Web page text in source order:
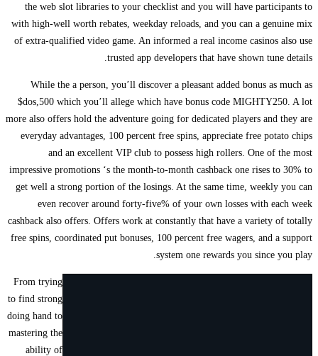
the web slot libraries to your checklist and you will have participants to
with high-well worth rebates, weekday reloads, and you can a genuine mix
of extra-qualified video game. An informed a real income casinos also use
trusted app developers that have shown tune details.
While the a person, you’ll discover a pleasant added bonus as much as
$dos,500 which you’ll allege which have bonus code MIGHTY250. A lot
more also offers hold the adventure going for dedicated players and they are
everyday advantages, 100 percent free spins, appreciate free potato chips
and an excellent VIP club to possess high rollers. One of the most
impressive promotions ‘s the month-to-month cashback one rises to 30% to
get well a strong portion of the losings. At the same time, weekly you can
even recover around forty-five% of your own losses with each week
cashback also offers. Offers work at constantly that have a variety of totally
free spins, coordinated put bonuses, 100 percent free wagers, and a support
system one rewards you since you play.
From trying
to find strong
doing hand to
mastering the
ability of